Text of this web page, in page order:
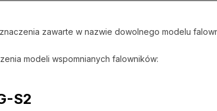
zawarte w nazwie dowolnego modelu
modeli wspomnianych falowników:
S2